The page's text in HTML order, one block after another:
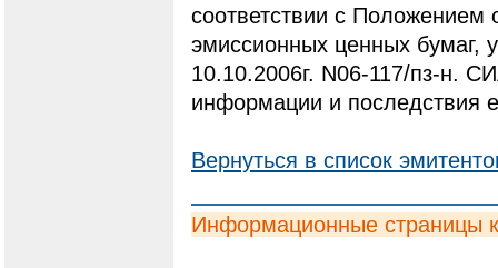
соответствии с
эмиссионных ценных
10.10.2006г. N06-117/пз-н.
информации и последствия
Вернуться в список
Информационные страницы